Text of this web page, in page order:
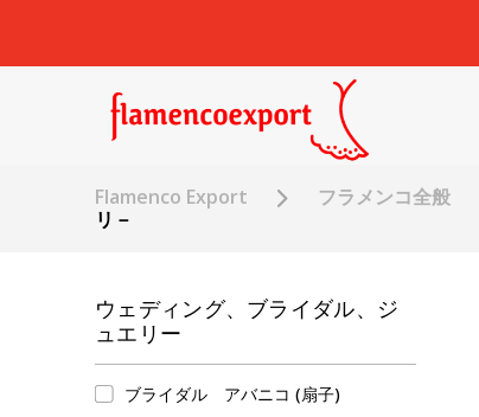
Flamenco Export フラメンコ全般
リ－
ウェディング、ブライダル、ジ
ュエリー
ブライダル アバニコ (扇子)